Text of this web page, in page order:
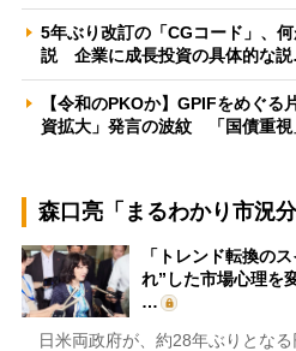
5年ぶり改訂の「CGコード」、
説 企業に成長投資の具体的な
【令和のPKOか】GPIFをめぐ
資拡大」発言の波紋 「国債重
森口亮「まるわかり市況分
「トレンド転換の
れ”した市場心理を
…
日米両政府が、約28年ぶりとなる